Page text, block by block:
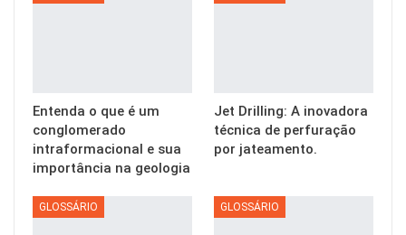
Entenda o que é um
conglomerado
intraformacional e sua
importância na geologia
Jet Drilling: A inovadora
técnica de perfuração
por jateamento.
GLOSSÁRIO GLOSSÁRIO